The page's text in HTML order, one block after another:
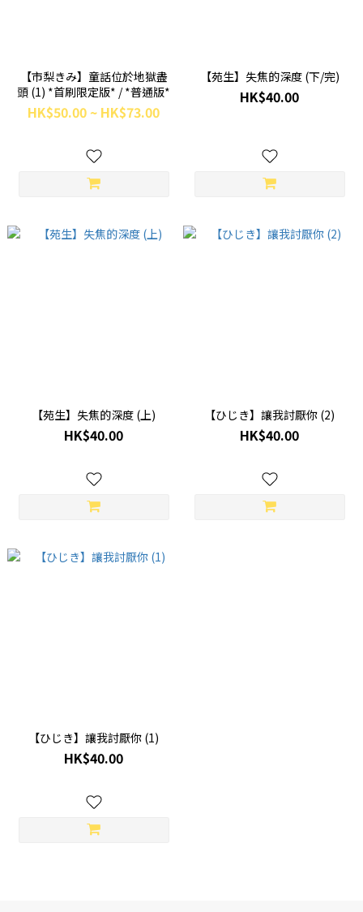
【市梨きみ】童話位於地獄盡
頭 (1) *首刷限定版* / *普通版*
HK$50.00 ~ HK$73.00
【苑生】失焦的深度 (下/完)
HK$40.00
【苑生】失焦的深度 (上)
HK$40.00
【ひじき】讓我討厭你 (2)
HK$40.00
【ひじき】讓我討厭你 (1)
HK$40.00